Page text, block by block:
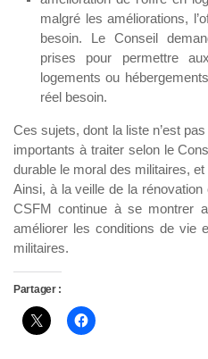
malgré les améliorations,
besoin. Le Conseil
prises pour permettre
logements ou
réel besoin.
Ces sujets, dont la liste n’est
importants à traiter selon le
durable le moral des militaires,
Ainsi, à la veille de la
CSFM continue à se montrer
améliorer les conditions de vie
militaires.
Partager :